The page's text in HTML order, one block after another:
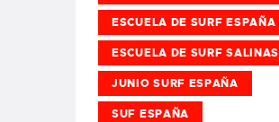
ESCUELA DE SURF ESPAÑA
ESCUELA DE SURF SALINAS
JUNIO SURF ESPAÑA
SUF ESPAÑA